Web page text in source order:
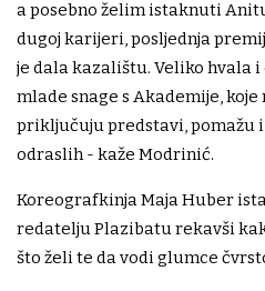
a posebno želim istaknuti
dugoj karijeri, posljednja
je dala kazalištu. Veliko hvala
mlade snage s Akademije, koje
priključuju predstavi, pomažu
odraslih - kaže Modrinić.
Koreografkinja Maja Huber
redatelju Plazibatu rekavši
što želi te da vodi glumce